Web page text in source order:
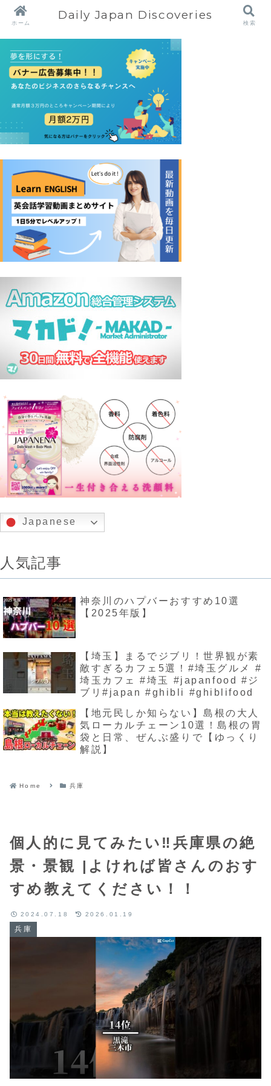
Japanese
人気記事
神奈川のハプバーおすすめ10選
【2025年版】
【埼玉】まるでジブリ！世界観が素
敵すぎるカフェ5選！#埼玉グルメ #
埼玉カフェ #埼玉 #japanfood #ジ
ブリ#japan #ghibli #ghiblifood
【地元民しか知らない】島根の大人
気ローカルチェーン10選！島根の胃
袋と日常、ぜんぶ盛りで【ゆっくり
解説】
Home 兵庫
個人的に見てみたい‼️兵庫県の絶
景・景観 |よければ皆さんのおす
すめ教えてください！！
兵庫
2024.07.18 2026.01.19
ホーム
Daily Japan Discoveries
検索